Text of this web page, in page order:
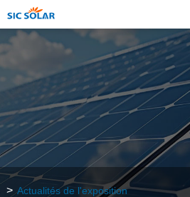
Actualités de l'exposition